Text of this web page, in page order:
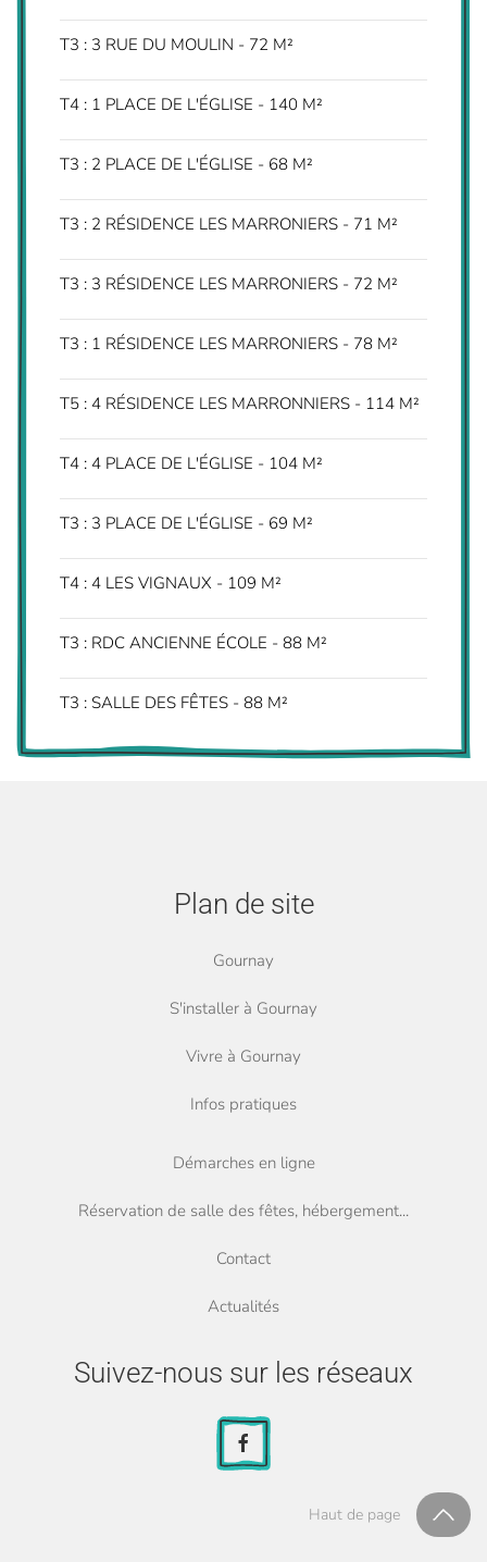
T3 : 3 RUE DU MOULIN - 72 M²
T4 : 1 PLACE DE L'ÉGLISE - 140 M²
T3 : 2 PLACE DE L'ÉGLISE - 68 M²
T3 : 2 RÉSIDENCE LES MARRONIERS - 71 M²
T3 : 3 RÉSIDENCE LES MARRONIERS - 72 M²
T3 : 1 RÉSIDENCE LES MARRONIERS - 78 M²
T5 : 4 RÉSIDENCE LES MARRONNIERS - 114 M²
T4 : 4 PLACE DE L'ÉGLISE - 104 M²
T3 : 3 PLACE DE L'ÉGLISE - 69 M²
T4 : 4 LES VIGNAUX - 109 M²
T3 : RDC ANCIENNE ÉCOLE - 88 M²
T3 : SALLE DES FÊTES - 88 M²
Plan de site
Gournay
S'installer à Gournay
Vivre à Gournay
Infos pratiques
Démarches en ligne
Réservation de salle des fêtes, hébergement...
Contact
Actualités
Suivez-nous sur les réseaux
Haut de page